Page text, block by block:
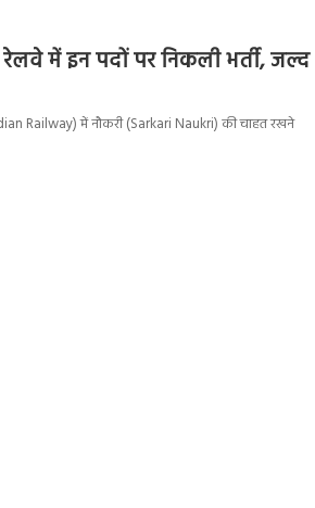
में इन पदों पर निकली भर्ती, जल्द
Railway) में नौकरी (Sarkari Naukri) की चाहत रखने